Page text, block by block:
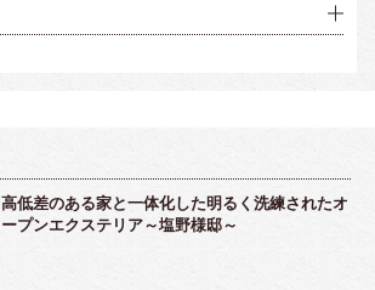
高低差のある家と一体化した明るく洗練されたオ
ープンエクステリア～塩野様邸～